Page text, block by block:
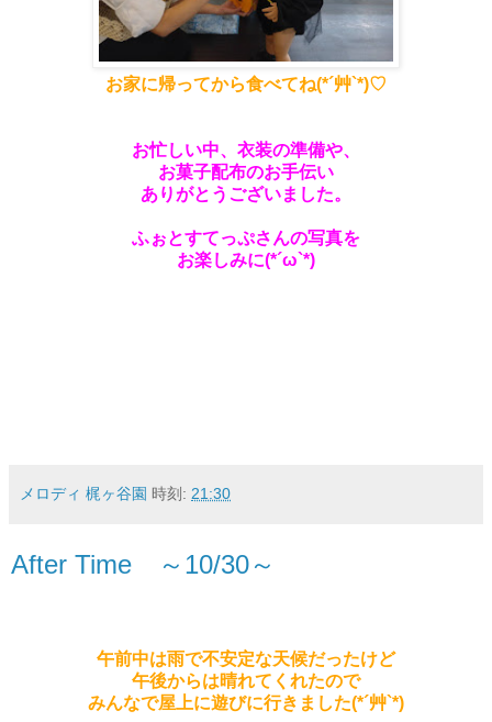
お家に帰ってから食べてね(*´艸`*)♡
お忙しい中、衣装の準備や、
お菓子配布のお手伝い
ありがとうございました。
ふぉとすてっぷさんの写真を
お楽しみに(*´ω`*)
メロディ 梶ヶ谷園 時刻: 21:30
After Time ～10/30～
午前中は雨で不安定な天候だったけど
午後からは晴れてくれたので
みんなで屋上に遊びに行きました(*´艸`*)